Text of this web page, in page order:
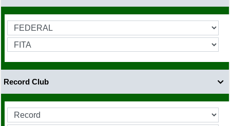

Record Club